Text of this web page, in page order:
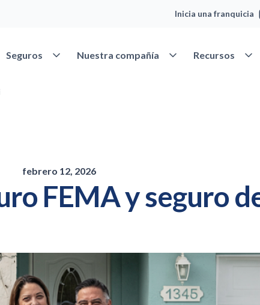
Inicia una franquicia
agentes
Seguros Abrir SegurosNuestra compañía Abrir Nuestra compañía
Recursos
febrero 12, 2026
FEMA y seguro